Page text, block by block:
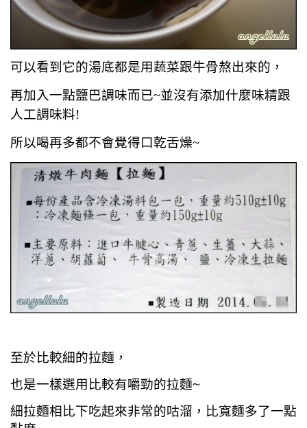
可以看到它的湯底都是用蔬菜跟牛骨熬出來的，
再加入一點鹽巴調味而已~並沒有添加什麼味精跟
人工調味料!
所以喝再多都不會覺得口乾舌燥~
至於比較細的拉麵，
也是一樣選用比較有嚼勁的拉麵~
細拉麵相比下吃起來非常的咕溜，比寬麵多了一點